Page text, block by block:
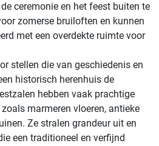
ceremonie en het feest buiten te
zomerse bruiloften en kunnen
met een overdekte ruimte voor
stellen die van geschiedenis en
historisch herenhuis de
hebben vaak prachtige
marmeren vloeren, antieke
Ze stralen grandeur uit en
een traditioneel en verfijnd